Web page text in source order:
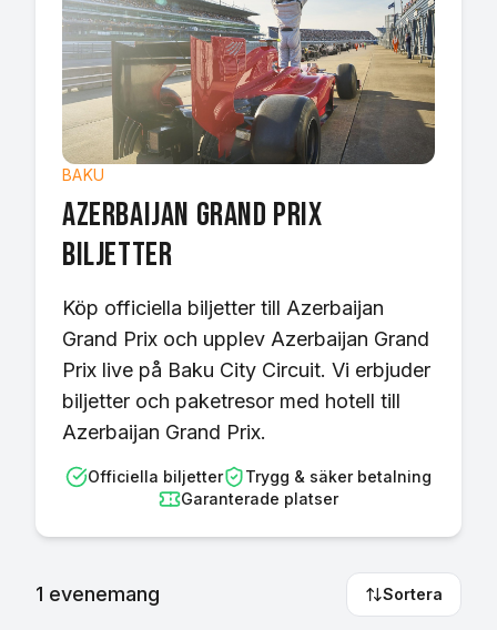
BAKU
Azerbaijan Grand Prix
biljetter
Köp officiella biljetter till Azerbaijan
Grand Prix och upplev Azerbaijan Grand
Prix live på Baku City Circuit. Vi erbjuder
biljetter och paketresor med hotell till
Azerbaijan Grand Prix.
Officiella biljetter
Trygg & säker betalning
Garanterade platser
1 evenemang Sortera